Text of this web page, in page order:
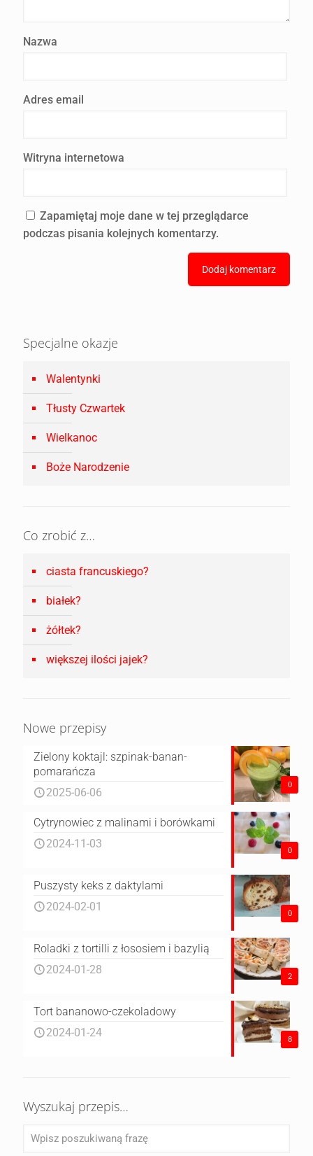
Nazwa
Adres email
Witryna internetowa
Zapamiętaj moje dane w tej przeglądarce
podczas pisania kolejnych komentarzy.
Specjalne okazje
Walentynki
Tłusty Czwartek
Wielkanoc
Boże Narodzenie
Co zrobić z…
ciasta francuskiego?
białek?
żółtek?
większej ilości jajek?
Nowe przepisy
0
Zielony koktajl: szpinak-banan-
pomarańcza
2025-06-06
0
Cytrynowiec z malinami i borówkami
2024-11-03
0
Puszysty keks z daktylami
2024-02-01
2
Roladki z tortilli z łososiem i bazylią
2024-01-28
8
Tort bananowo-czekoladowy
2024-01-24
Wyszukaj przepis…